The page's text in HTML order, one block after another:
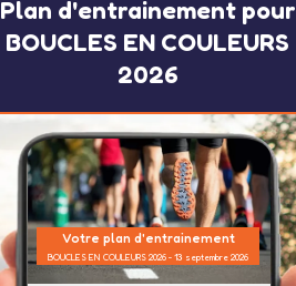
Plan d'entrainement pour
BOUCLES EN COULEURS
2026
Votre plan d'entrainement
BOUCLES EN COULEURS 2026 - 13 septembre 2026